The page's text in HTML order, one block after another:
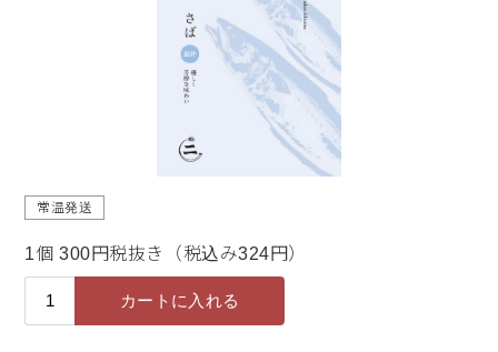
常温発送
1個 300円税抜き（税込み324円）